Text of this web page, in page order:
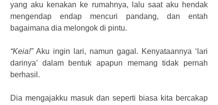
yang aku kenakan ke rumahnya, lalu saat aku hendak
mengendap endap mencuri pandang, dan entah
bagaimana dia melongok di pintu.
“Keia!”Aku ingin lari, namun gagal. Kenyataannya ‘lari
darinya’ dalam bentuk apapun memang tidak pernah
berhasil.
Dia mengajakku masuk dan seperti biasa kita bercakap